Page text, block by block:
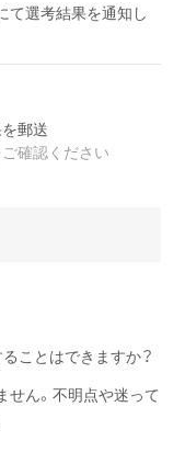
て選考結果を通知し
郵送
ご確認ください
ことはできますか？
ん。不明点や迷って